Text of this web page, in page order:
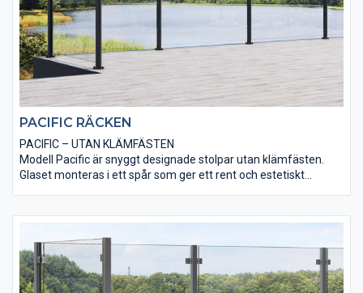
PACIFIC RÄCKEN
PACIFIC – UTAN KLÄMFÄSTEN
Modell Pacific är snyggt designade stolpar utan klämfästen.
Glaset monteras i ett spår som ger ett rent och estetiskt
Välj mellan flera olika höjder och färg.